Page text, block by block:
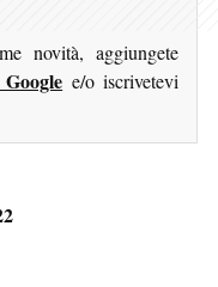
novità, aggiungete
e/o iscrivetevi